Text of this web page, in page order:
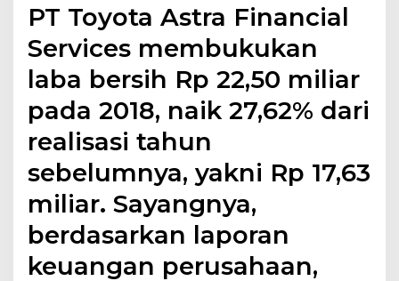
PT Toyota Astra Financial
Services membukukan
laba bersih Rp 22,50 miliar
pada 2018, naik 27,62% dari
realisasi tahun
sebelumnya, yakni Rp 17,63
miliar. Sayangnya,
berdasarkan laporan
keuangan perusahaan,